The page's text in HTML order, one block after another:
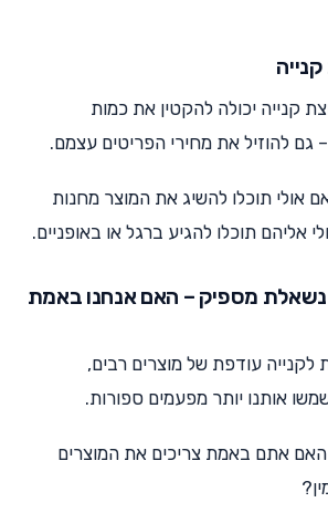
קנייה יכולה להקטין את כמות
גם להוזיל את מחירי הפריטים עצמם.
אולי תוכלו להשיג את המוצר מחנות
אליהם תוכלו להגיע ברגל או באופניים.
נשאלת מספיק – האם אנחנו באמת
עודפת של מוצרים רבים,
אותנו יותר מפעמים ספורות.
אתם באמת צריכים את המוצרים